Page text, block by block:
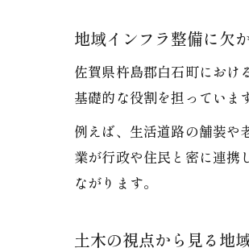
地域インフラ整備に欠
佐賀県杵島郡白石町におけ
基礎的な役割を担っていま
例えば、生活道路の舗装や
業が行政や住民と密に連携
ながります。
土木の視点から見る地